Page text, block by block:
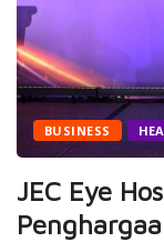
BUSINESS
JEC Eye